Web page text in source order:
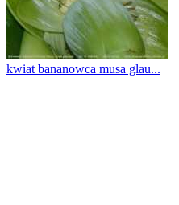
kwiat bananowca musa glau...